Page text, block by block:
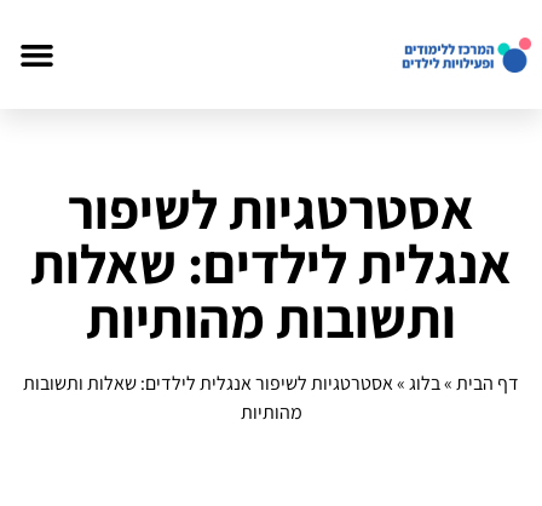
אסטרטגיות לשיפור
אנגלית לילדים: שאלות
ותשובות מהותיות
דף הבית»בלוג»אסטרטגיות לשיפור אנגלית לילדים: שאלות ותשובות
מהותיות